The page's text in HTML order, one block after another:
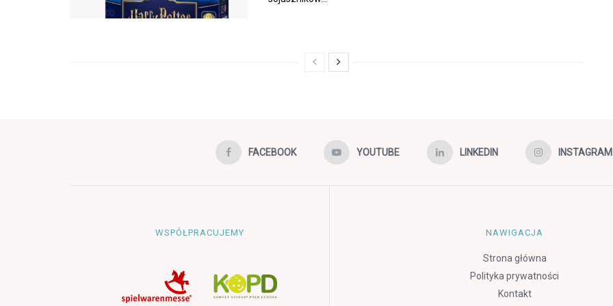
FACEBOOK YOUTUBE LINKEDIN INSTAGRAM
WSPÓŁPRACUJEMY NAWIGACJA
Strona główna
Polityka prywatności
Kontakt